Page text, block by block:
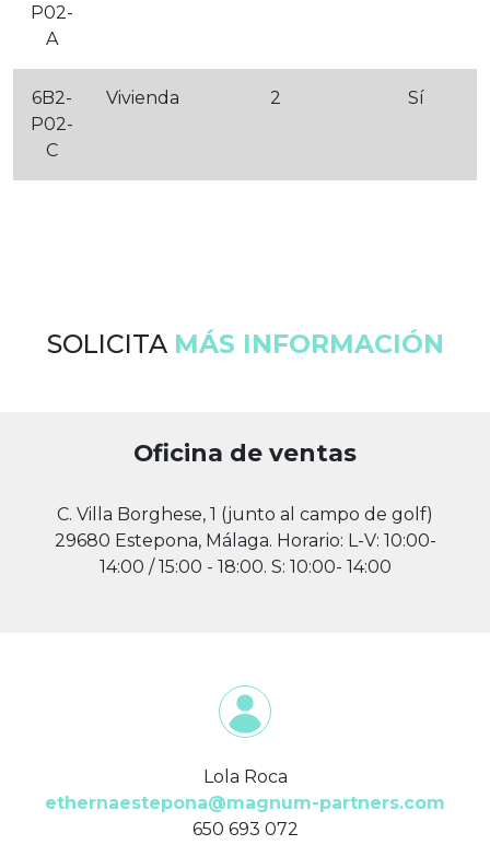
P02-
A
6B2-
P02-
C
Vivienda 2 Sí
SOLICITA MÁS INFORMACIÓN
Oficina de ventas
C. Villa Borghese, 1 (junto al campo de golf)
29680 Estepona, Málaga. Horario: L-V: 10:00-
14:00 / 15:00 - 18:00. S: 10:00- 14:00
Lola Roca
ethernaestepona@magnum-partners.com
650 693 072